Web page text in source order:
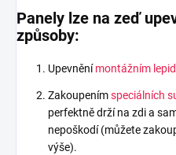
Panely lze na zeď
způsoby:
Upevněnímontážním
Zakoupenímspeciálních
perfektně drží na zdi a
nepoškodí (můžete
výše).